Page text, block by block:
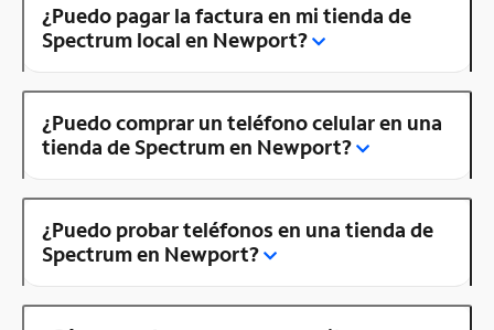
¿Puedo pagar la factura en mi tienda de
Spectrum local en Newport?
¿Puedo comprar un teléfono celular en una
tienda de Spectrum en Newport?
¿Puedo probar teléfonos en una tienda de
Spectrum en Newport?